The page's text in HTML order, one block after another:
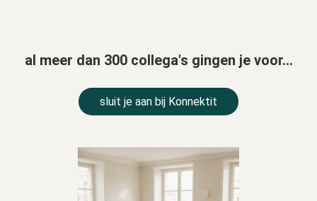
al meer dan 300 collega's gingen je voor...
sluit je aan bij Konnektit